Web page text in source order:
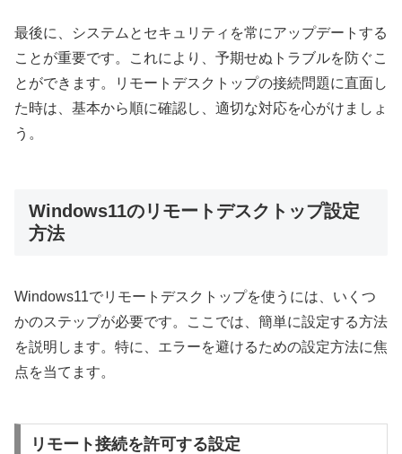
最後に、システムとセキュリティを常にアップデートする
ことが重要です。これにより、予期せぬトラブルを防ぐこ
とができます。リモートデスクトップの接続問題に直面し
た時は、基本から順に確認し、適切な対応を心がけましょ
う。
Windows11のリモートデスクトップ設定
方法
Windows11でリモートデスクトップを使うには、いくつ
かのステップが必要です。ここでは、簡単に設定する方法
を説明します。特に、エラーを避けるための設定方法に焦
点を当てます。
リモート接続を許可する設定